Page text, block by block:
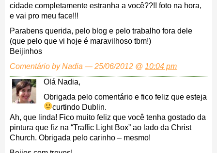
cidade completamente estranha a você??!! foto na hora,
e vai pro meu face!!!
Parabens querida, pelo blog e pelo trabalho fora dele
(que pelo que vi hoje é maravilhoso tbm!)
Beijinhos
Comentário by Nadia — 25/06/2012 @ 10:04 pm
Olá Nadia,
Obrigada pelo comentário e fico feliz que esteja
curtindo Dublin.
Ah, que linda! Fico muito feliz que você tenha gostado da
pintura que fiz na “Traffic Light Box” ao lado da Christ
Church. Obrigada pelo carinho – mesmo!